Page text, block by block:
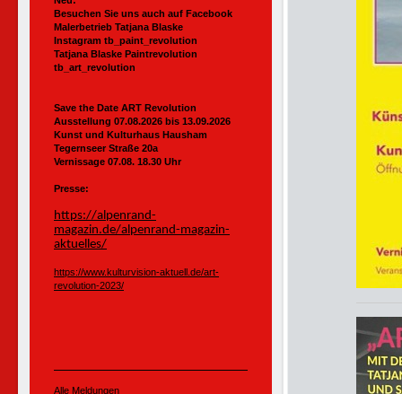
Besuchen Sie uns auch auf Facebook
Malerbetrieb Tatjana Blaske
Instagram tb_paint_revolution
Tatjana Blaske Paintrevolution
tb_art_revolution
Save the Date ART Revolution
Ausstellung 07.08.2026 bis 13.09.2026
Kunst und Kulturhaus Hausham
Tegernseer Straße 20a
Vernissage 07.08. 18.30 Uhr
Presse:
https://alpenrand-
magazin.de/alpenrand-magazin-
aktuelles/
https://www.kulturvision-aktuell.de/art-
revolution-2023/
Alle Meldungen